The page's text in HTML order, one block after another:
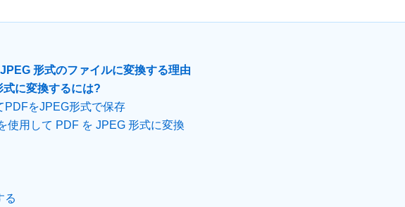
形式のファイルに変換する理由
式に変換するには?
PDFをJPEG形式で保存
使用して PDF を JPEG 形式に変換
る